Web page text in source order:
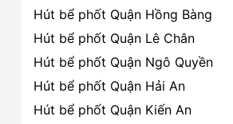
Hút bể phốt Quận Hồng Bàng
Hút bể phốt Quận Lê Chân
Hút bể phốt Quận Ngô Quyền
Hút bể phốt Quận Hải An
Hút bể phốt Quận Kiến An